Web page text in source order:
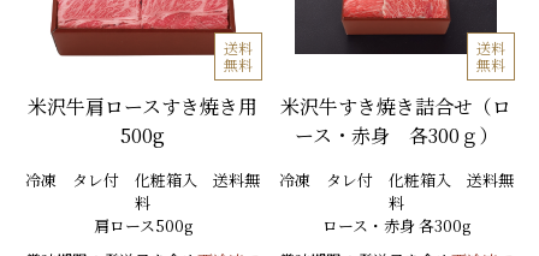
送料
無料
米沢牛肩ロースすき焼き用
500g
冷凍 タレ付 化粧箱入 送料無
料
肩ロース500g
送料
無料
米沢牛すき焼き詰合せ（ロ
ース・赤身 各300ｇ）
冷凍 タレ付 化粧箱入 送料無
料
ロース・赤身 各300g